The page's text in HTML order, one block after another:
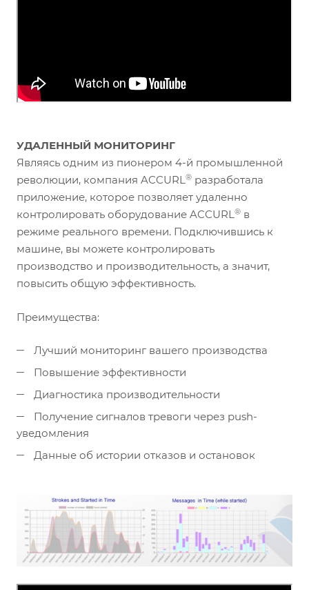
УДАЛЕННЫЙ МОНИТОРИНГ
Являясь одним из пионером 4-й промышленной
революции, компания ACCURL® разработала
приложение, которое позволяет удаленно
контролировать оборудование ACCURL® в
режиме реального времени. Подключившись к
машине, вы можете контролировать
производство и производительность, а значит,
повысить общую эффективность.
Преимущества:
Лучший мониторинг вашего производства
Повышение эффективности
Диагностика производительности
Получение сигналов тревоги через push-
уведомления
Данные об истории отказов и остановок